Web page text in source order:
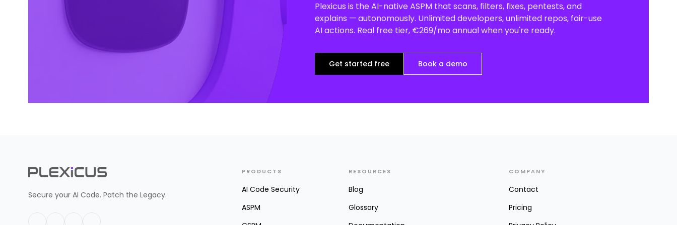
Plexicus is the AI-native ASPM that scans, filters, fixes, pentests, and
explains — autonomously. Unlimited developers, unlimited repos, fair-use
AI actions. Real free tier, €269/mo annual when you're ready.
Get started free Book a demo
Secure your AI Code. Patch the Legacy.
PRODUCTS
AI Code Security
ASPM
RESOURCES
Blog
Glossary
COMPANY
Contact
Pricing